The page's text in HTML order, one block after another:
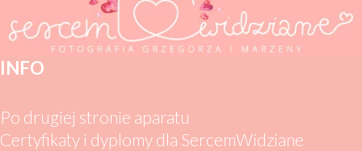
INFO
Po drugiej stronie aparatu
Certyfikaty i dyplomy dla SercemWidziane